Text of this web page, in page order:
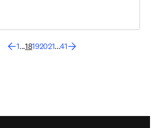
1...18192021...41